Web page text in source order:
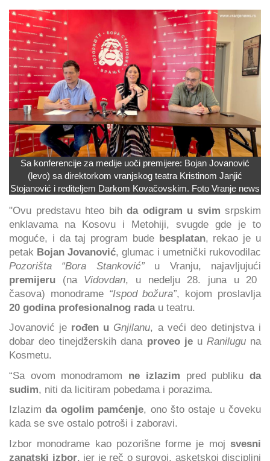
Sa konferencije za medije uoči premijere: Bojan Jovanović
(levo) sa direktorkom vranjskog teatra Kristinom Janjić
Stojanović i rediteljem Darkom Kovačovskim. Foto Vranje news
"Ovu predstavu hteo bih da odigram u svim srpskim
enklavama na Kosovu i Metohiji, svugde gde je to
moguće, i da taj program budebesplatan, rekao je u
petak Bojan Jovanović, glumac i umetnički rukovodilac
Pozorišta “Bora Stanković”u Vranju, najavljujući
premijeru (na Vidovdan, u nedelju 28. juna u 20
časova) monodrame“Ispod božura”, kojom proslavlja
20 godina profesionalnog radau teatru.
Jovanović je rođen u Gnjilanu, a veći deo detinjstva i
dobar deo tinejdžerskih dana proveo je u Ranilugu na
Kosmetu.
“Sa ovom monodramom ne izlazim pred publikuda
sudim, niti da licitiram pobedama i porazima.
Izlazimda ogolim pamćenje, ono što ostaje u čoveku
kada se sve ostalo potroši i zaboravi.
Izbor monodrame kao pozorišne forme je moj svesni
zanatski izbor, jer je reč o surovoj, asketskoj disciplini